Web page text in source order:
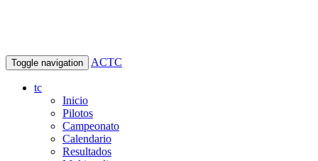
Toggle navigation ACTC
tc
Inicio
Pilotos
Campeonato
Calendario
Resultados